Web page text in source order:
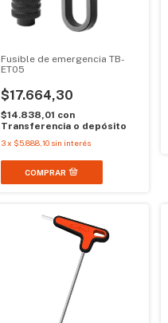
Fusible de emergencia TB-
ET05
$17.664,30
$14.838,01 con
Transferencia o depósito
3x $5.888,10 sin interés